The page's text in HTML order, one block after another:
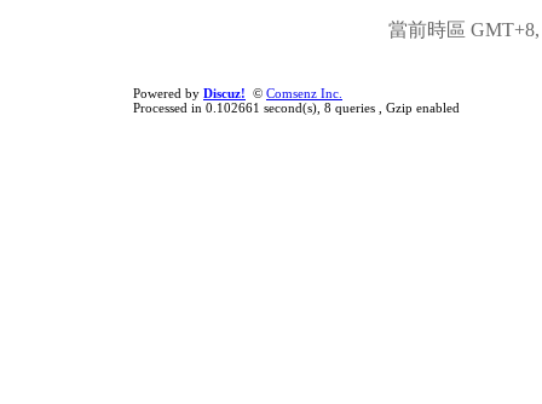
當前時區 GMT+8,
Powered by Discuz! © Comsenz Inc.
Processed in 0.102661 second(s), 8 queries , Gzip enabled